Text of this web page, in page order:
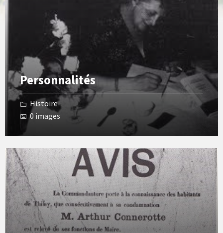
Personnalités
Histoire
0 images
Open
Gallery